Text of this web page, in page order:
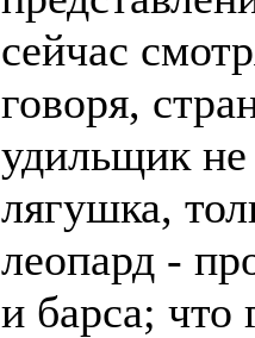
сейчас
говоря,
удильщик не
лягушка,
леопард -
и барса; что